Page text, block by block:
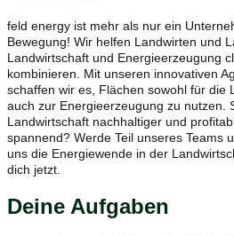
feld energy ist mehr als nur ein
Bewegung! Wir helfen Landwirten und
Landwirtschaft und Energieerzeugung
kombinieren. Mit unseren innovativen
schaffen wir es, Flächen sowohl für die
auch zur Energieerzeugung zu nutzen.
Landwirtschaft nachhaltiger und
spannend? Werde Teil unseres Teams
uns die Energiewende in der
dich jetzt.
Deine Aufgaben